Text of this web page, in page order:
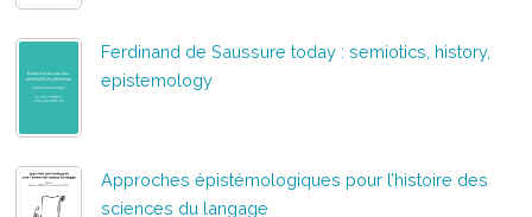
Ferdinand de Saussure today : semiotics, history,
epistemology
Approches épistémologiques pour l’histoire des
sciences du langage